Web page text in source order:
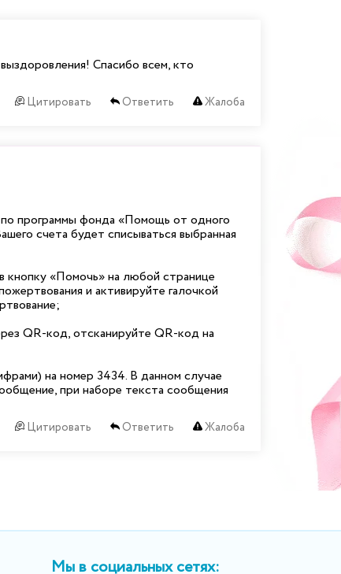
Спасибо всем, кто
Цитировать Ответить Жалоба
программы фонда «Помощь от одного
счета будет списываться выбранная
кнопку «Помочь» на любой странице
и активируйте галочкой
QR-код, отсканируйте QR-код на
на номер 3434. В данном случае
при наборе текста сообщения
Цитировать Ответить Жалоба
Мы в социальных сетях: